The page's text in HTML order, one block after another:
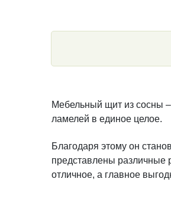
Мебельный щит из сосны
ламелей в единое целое.
Благодаря этому он
представлены различные
отличное, а главное